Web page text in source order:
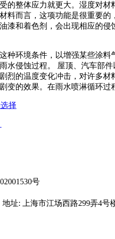
的整体应力就更大。湿度对
料而言，这项功能是很重要
漆和着色剂，会出现相应的
种环境条件，以增强某些涂
水侵蚀过程。 屋顶、汽车部
烈的温度变化冲击，对许多
变的效果。在雨水喷淋循环过
择
号
地址: 上海市江场西路299弄4号